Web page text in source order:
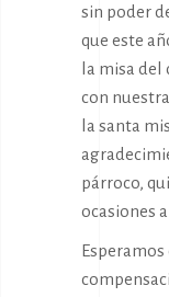
sin poder
que este
la misa
con
la santa
párroco,
ocasiones